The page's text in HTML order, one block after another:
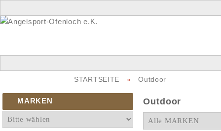
STARTSEITE » Outdoor
MARKEN Outdoor